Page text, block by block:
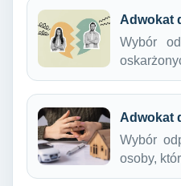
Adwokat
Wybór
Adwokat
Wybór
osoby,